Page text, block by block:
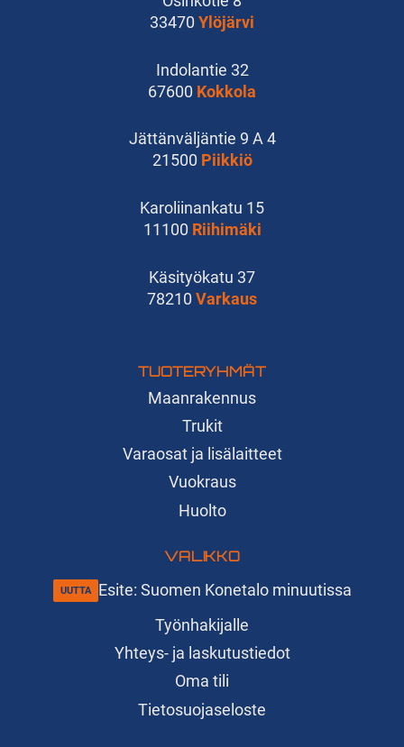
TUOTERYHMÄT
Maanrakennus
Trukit
Varaosat ja lisälaitteet
Vuokraus
Huolto
VALIKKO
Esite: Suomen Konetalo minuutissa
Työnhakijalle
Yhteys- ja laskutustiedot
Oma tili
Tietosuojaseloste
33470 Ylöjärvi
Indolantie 32
67600 Kokkola
Jättänväljäntie 9 A 4
21500 Piikkiö
Karoliinankatu 15
11100 Riihimäki
Käsityökatu 37
78210 Varkaus